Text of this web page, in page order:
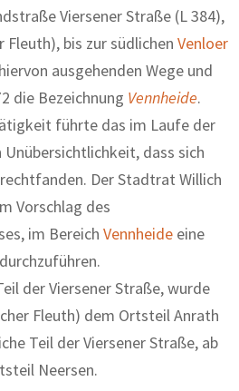
Viersener Straße (L 384),
Fleuth), bis zur südlichenVenloer
ausgehenden Wege und
die Bezeichnung Vennheide.
führte das im Laufe der
dass sich
Der Stadtrat Willich
Vorschlag des
im BereichVennheide eine
der Viersener Straße, wurde
Fleuth) dem Ortsteil Anrath
Teil der Viersener Straße, ab
Neersen.